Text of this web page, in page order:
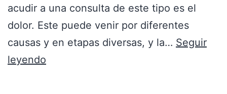
acudir a una consulta de este tipo es el
dolor. Este puede venir por diferentes
causas y en etapas diversas, y la… Seguir
leyendo